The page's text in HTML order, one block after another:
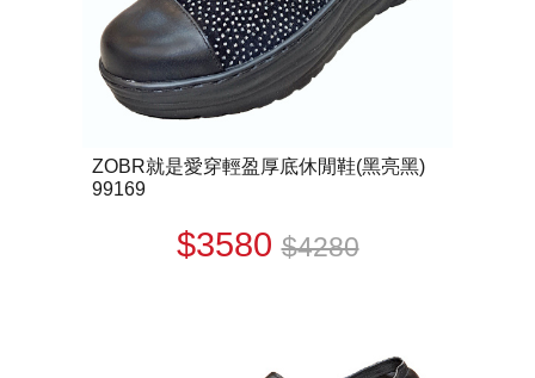
ZOBR就是愛穿輕盈厚底休閒鞋(黑亮黑)
99169
$3580$4280